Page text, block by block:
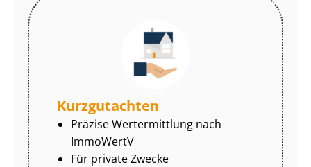
Kurzgutachten
Präzise Wertermittlung nach
ImmoWertV
Für private Zwecke